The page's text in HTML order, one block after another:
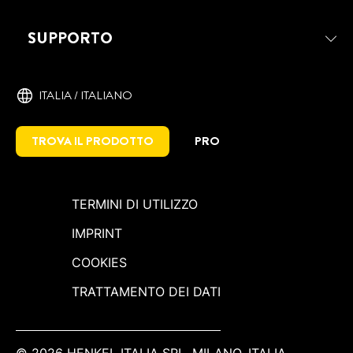
fissa e sigilla anche su superfici umide.
SUPPORTO
ITALIA / ITALIANO
TROVA IL PRODOTTO PRO
TERMINI DI UTILIZZO
IMPRINT
COOKIES
TRATTAMENTO DEI DATI